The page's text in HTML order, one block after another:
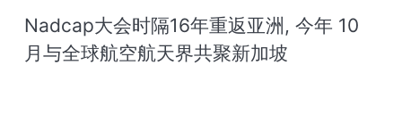
Nadcap大会时隔16年重返亚洲, 今年 10
月与全球航空航天界共聚新加坡